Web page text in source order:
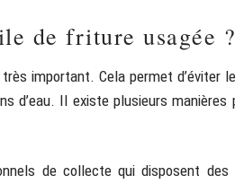
de friture usagée ?
important. Cela permet d’éviter
d’eau. Il existe plusieurs
de collecte qui disposent